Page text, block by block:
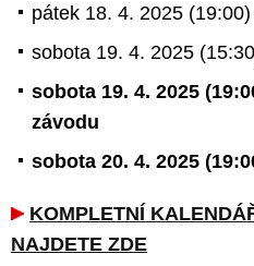
pátek 18. 4. 2025
sobota 19. 4. 2025
sobota 19. 4. 2025
závodu
sobota 20. 4. 2025
KOMPLETNÍ
NAJDETE ZDE